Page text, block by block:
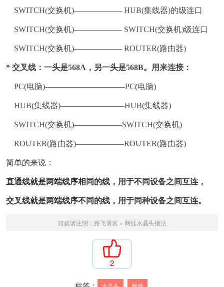
SWITCH(交换机)—————— HUB(集线器)的级连口
SWITCH(交换机)—————— SWITCH(交换机)级连口
SWITCH(交换机)—————— ROUTER(路由器)
* 交叉线：一头是568A，另一头是568B。用来连接：
PC(电脑)——————————PC(电脑)
HUB(集线器)————————HUB(集线器)
SWITCH(交换机)——————SWITCH(交换机)
ROUTER(路由器)——————ROUTER(路由器)
简单的来说：
直通线就是两端线序相同的线，用于不同设备之间互连，
交叉线就是两端线序不同的线，用于同种设备之间互连。
转载请注明： 路飞博客 » 网线水晶头接法
2